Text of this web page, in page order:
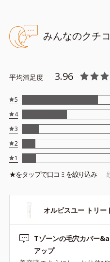
【ラスティング効果】
皮脂選択テカリ防止成分(*5)
*2 角層の範囲内
*3 スキンプロテクト※複合成分
複合成分 ※ ビルベリー葉エキ
樹皮エキス
*4 グリセリルグルコシド（保
ジメチコン）クロスポリマー、
*5 アクリレーツコポリマー
ンフリー
●SPF50・PA+++
●セイヨウナシ果汁エキス*1＝保
みんなのクチ
平均満足度 3.96
5
4
3
2
1
★をタップで口コミを絞り込み
オルビスユー トリー
Tゾーンの毛穴カバー
アップ